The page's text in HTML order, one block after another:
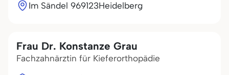
Im Sändel 969123Heidelberg
Frau Dr. Konstanze Grau
Fachzahnärztin für Kieferorthopädie